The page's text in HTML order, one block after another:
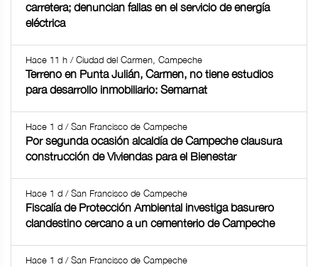
carretera; denuncian fallas en el servicio de energía
eléctrica
Hace 11 h / Ciudad del Carmen, Campeche
Terreno en Punta Julián, Carmen, no tiene estudios
para desarrollo inmobiliario: Semarnat
Hace 1 d / San Francisco de Campeche
Por segunda ocasión alcaldía de Campeche clausura
construcción de Viviendas para el Bienestar
Hace 1 d / San Francisco de Campeche
Fiscalía de Protección Ambiental investiga basurero
clandestino cercano a un cementerio de Campeche
Hace 1 d / San Francisco de Campeche